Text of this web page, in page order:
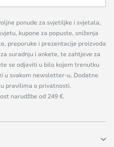
ponude za svjetiljke i svjetala,
kupone za popuste, sniženja
preporuke i prezentacije proizvoda
suradnju i ankete, te zahtjeve za
se odjaviti u bilo kojem trenutku
u svakom newsletter-u. Dodatne
pravilima o privatnosti.
narudžbe od 249 €.